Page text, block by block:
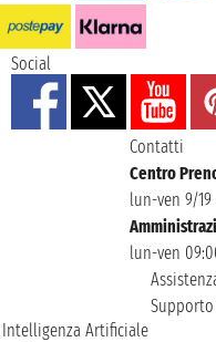
Social
Contatti
Centro
lun-ven 9/19
lun-ven
Intelligenza Artificiale